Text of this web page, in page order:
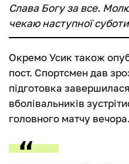
Слава Богу за все.
чекаю наступної
Окремо Усик також
пост. Спортсмен дав
підготовка
вболівальників
головного матчу вечора.